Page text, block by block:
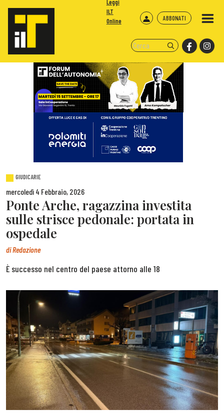
ABBONATI
Leggi
ILT
Online
GIUDICARIE
mercoledì 4 Febbraio, 2026
Ponte Arche, ragazzina investita
sulle strisce pedonale: portata in
ospedale
diRedazione
È successo nel centro del paese attorno alle 18